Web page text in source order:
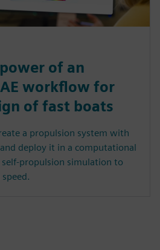
of an
workflow for
of fast boats
a propulsion system with
deploy it in a computational
propulsion simulation to